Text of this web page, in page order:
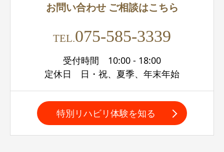
お問い合わせご相談はこちら
TEL.075-585-3339
受付時間 10:00 - 18:00
定休日 日・祝、夏季、年末年始
特別リハビリ体験を知る